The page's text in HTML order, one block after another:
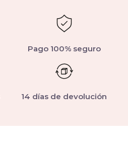
Pago 100% seguro
14 días de devolución